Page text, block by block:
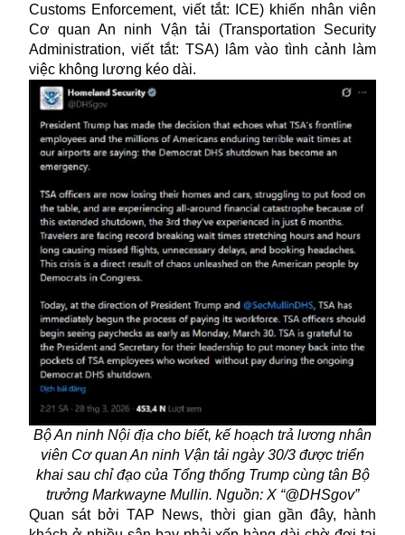
Customs Enforcement, viết tắt: ICE) khiến nhân viên
Cơ quan An ninh Vận tải (Transportation Security
Administration, viết tắt: TSA) lâm vào tình cảnh làm
việc không lương kéo dài.
Bộ An ninh Nội địa cho biết, kế hoạch trả lương nhân
viên Cơ quan An ninh Vận tải ngày 30/3 được triển
khai sau chỉ đạo của Tổng thống Trump cùng tân Bộ
trưởng Markwayne Mullin. Nguồn: X “@DHSgov”
Quan sát bởi TAP News, thời gian gần đây, hành